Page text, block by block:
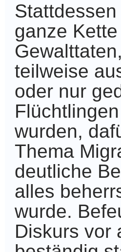
ganze
teilweise
oder nur
wurden,
Thema
deutliche
alles
wurde.
Diskurs vor